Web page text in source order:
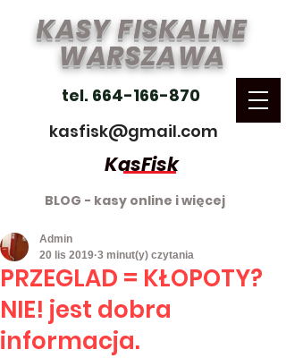
KASY FISKALNE
WARSZAWA
tel. 664-166-870
kasfisk@gmail.com
BLOG - kasy online i więcej
KasFisk
PRZEGLAD = KŁOPOTY?
NIE! jest dobra
informacja.
Admin
20 lis 2019 3 minut(y) czytania